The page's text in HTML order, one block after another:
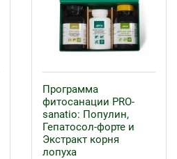
Программа
фитосанации PRO-
sanatio: Популин,
Гепатосол-форте и
Экстракт корня
лопуха